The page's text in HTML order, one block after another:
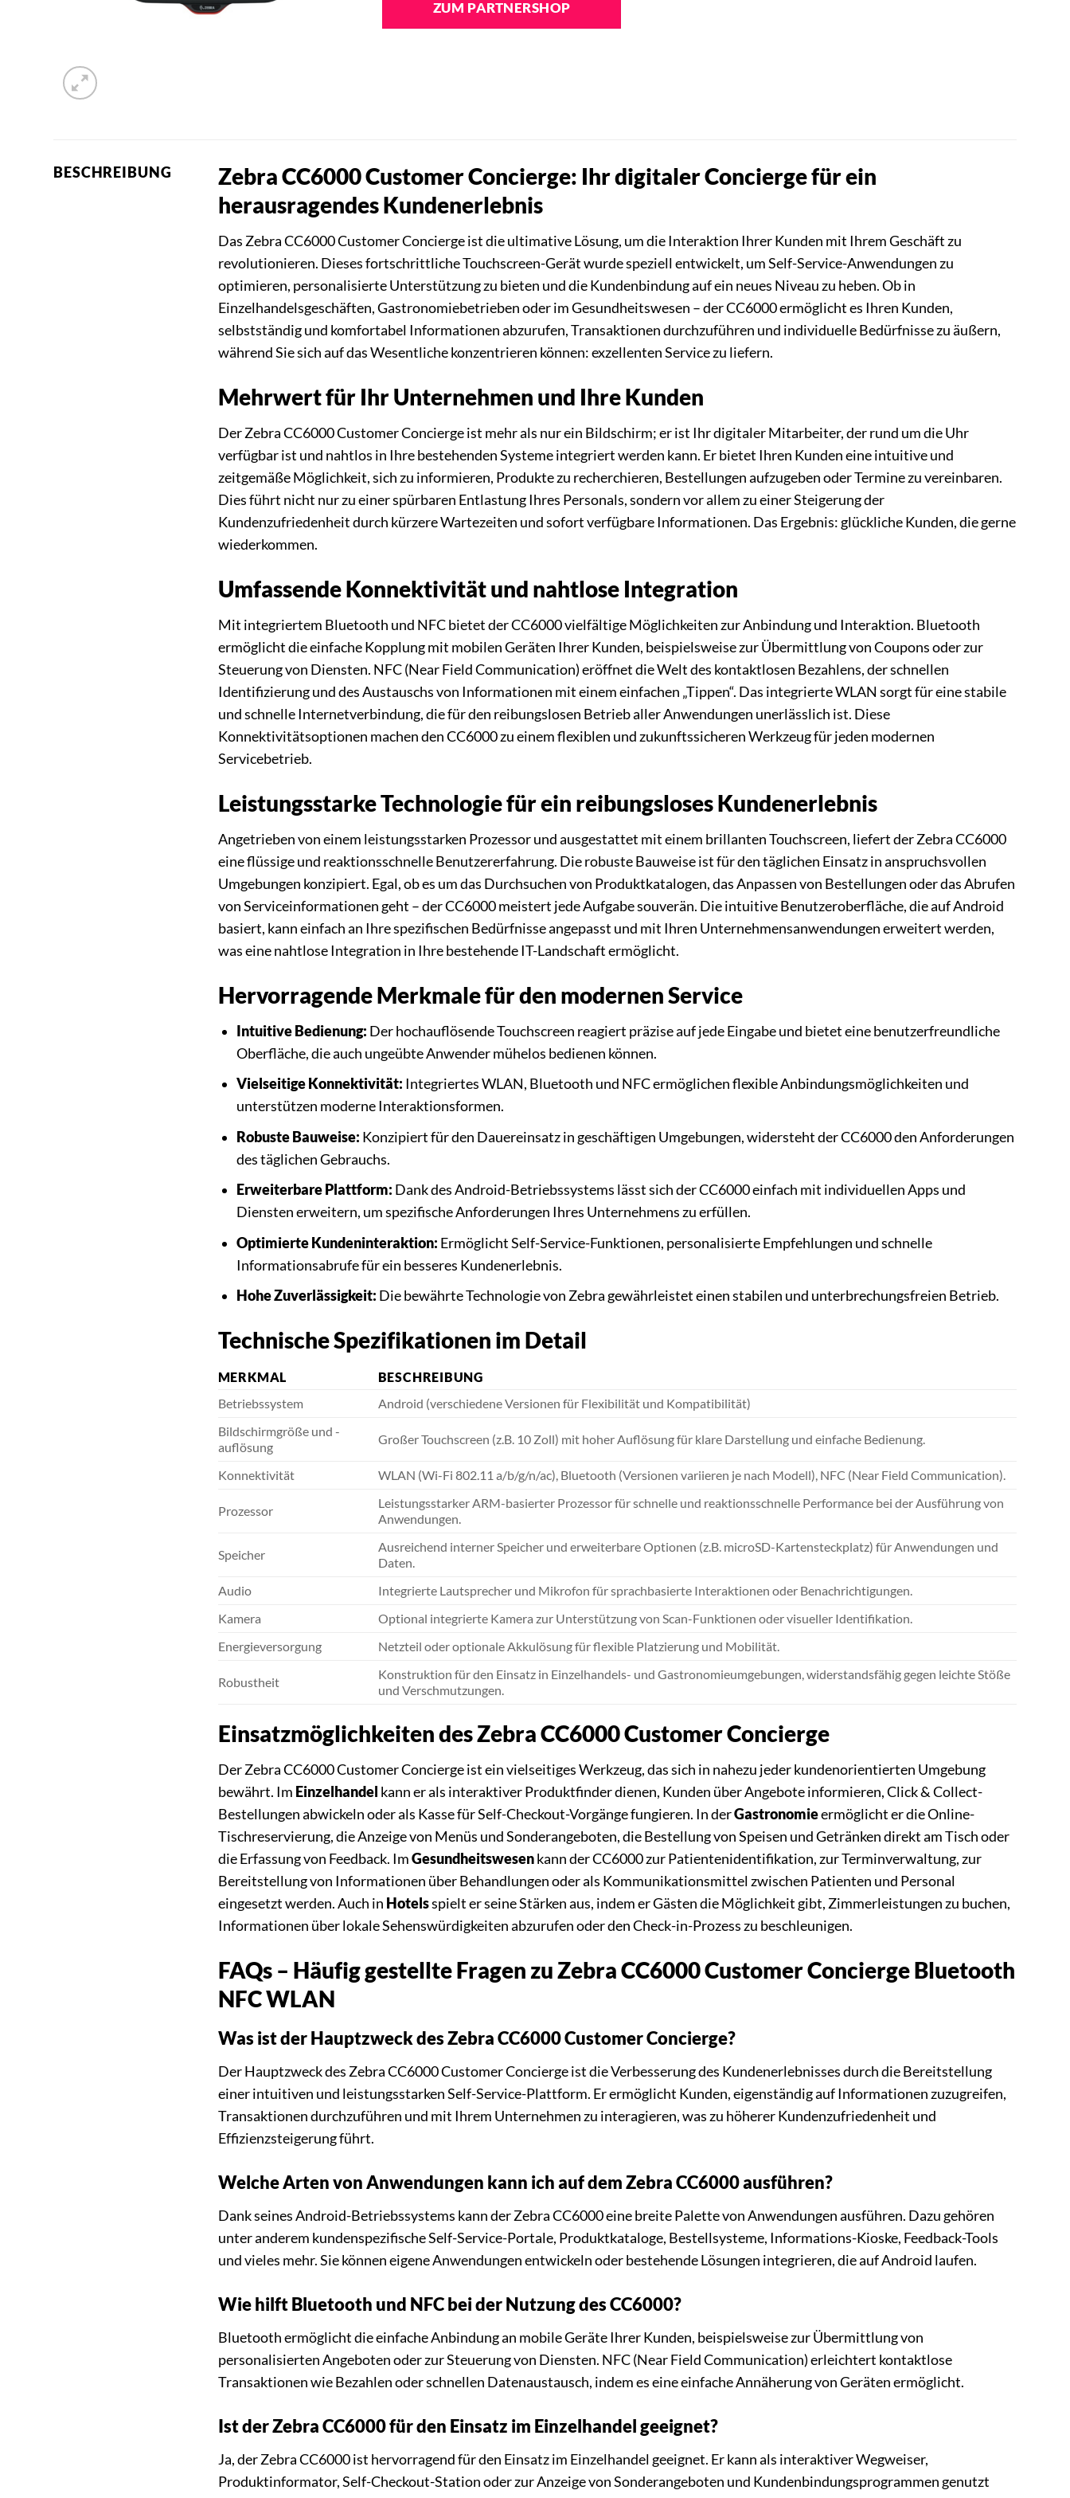
ZUM PARTNERSHOP
BESCHREIBUNG
Zebra CC6000 Customer Concierge: Ihr digitaler Concierge für ein
herausragendes Kundenerlebnis
Das Zebra CC6000 Customer Concierge ist die ultimative Lösung, um die Interaktion Ihrer Kunden mit Ihrem Geschäft zu
revolutionieren. Dieses fortschrittliche Touchscreen-Gerät wurde speziell entwickelt, um Self-Service-Anwendungen zu
optimieren, personalisierte Unterstützung zu bieten und die Kundenbindung auf ein neues Niveau zu heben. Ob in
Einzelhandelsgeschäften, Gastronomiebetrieben oder im Gesundheitswesen – der CC6000 ermöglicht es Ihren Kunden,
selbstständig und komfortabel Informationen abzurufen, Transaktionen durchzuführen und individuelle Bedürfnisse zu äußern,
während Sie sich auf das Wesentliche konzentrieren können: exzellenten Service zu liefern.
Mehrwert für Ihr Unternehmen und Ihre Kunden
Der Zebra CC6000 Customer Concierge ist mehr als nur ein Bildschirm; er ist Ihr digitaler Mitarbeiter, der rund um die Uhr
verfügbar ist und nahtlos in Ihre bestehenden Systeme integriert werden kann. Er bietet Ihren Kunden eine intuitive und
zeitgemäße Möglichkeit, sich zu informieren, Produkte zu recherchieren, Bestellungen aufzugeben oder Termine zu vereinbaren.
Dies führt nicht nur zu einer spürbaren Entlastung Ihres Personals, sondern vor allem zu einer Steigerung der
Kundenzufriedenheit durch kürzere Wartezeiten und sofort verfügbare Informationen. Das Ergebnis: glückliche Kunden, die gerne
wiederkommen.
Umfassende Konnektivität und nahtlose Integration
Mit integriertem Bluetooth und NFC bietet der CC6000 vielfältige Möglichkeiten zur Anbindung und Interaktion. Bluetooth
ermöglicht die einfache Kopplung mit mobilen Geräten Ihrer Kunden, beispielsweise zur Übermittlung von Coupons oder zur
Steuerung von Diensten. NFC (Near Field Communication) eröffnet die Welt des kontaktlosen Bezahlens, der schnellen
Identifizierung und des Austauschs von Informationen mit einem einfachen „Tippen“. Das integrierte WLAN sorgt für eine stabile
und schnelle Internetverbindung, die für den reibungslosen Betrieb aller Anwendungen unerlässlich ist. Diese
Konnektivitätsoptionen machen den CC6000 zu einem flexiblen und zukunftssicheren Werkzeug für jeden modernen
Servicebetrieb.
Leistungsstarke Technologie für ein reibungsloses Kundenerlebnis
Angetrieben von einem leistungsstarken Prozessor und ausgestattet mit einem brillanten Touchscreen, liefert der Zebra CC6000
eine flüssige und reaktionsschnelle Benutzererfahrung. Die robuste Bauweise ist für den täglichen Einsatz in anspruchsvollen
Umgebungen konzipiert. Egal, ob es um das Durchsuchen von Produktkatalogen, das Anpassen von Bestellungen oder das Abrufen
von Serviceinformationen geht – der CC6000 meistert jede Aufgabe souverän. Die intuitive Benutzeroberfläche, die auf Android
basiert, kann einfach an Ihre spezifischen Bedürfnisse angepasst und mit Ihren Unternehmensanwendungen erweitert werden,
was eine nahtlose Integration in Ihre bestehende IT-Landschaft ermöglicht.
Hervorragende Merkmale für den modernen Service
Intuitive Bedienung: Der hochauflösende Touchscreen reagiert präzise auf jede Eingabe und bietet eine benutzerfreundliche
Oberfläche, die auch ungeübte Anwender mühelos bedienen können.
Vielseitige Konnektivität: Integriertes WLAN, Bluetooth und NFC ermöglichen flexible Anbindungsmöglichkeiten und
unterstützen moderne Interaktionsformen.
Robuste Bauweise: Konzipiert für den Dauereinsatz in geschäftigen Umgebungen, widersteht der CC6000 den Anforderungen
des täglichen Gebrauchs.
Erweiterbare Plattform: Dank des Android-Betriebssystems lässt sich der CC6000 einfach mit individuellen Apps und
Diensten erweitern, um spezifische Anforderungen Ihres Unternehmens zu erfüllen.
Optimierte Kundeninteraktion: Ermöglicht Self-Service-Funktionen, personalisierte Empfehlungen und schnelle
Informationsabrufe für ein besseres Kundenerlebnis.
Hohe Zuverlässigkeit: Die bewährte Technologie von Zebra gewährleistet einen stabilen und unterbrechungsfreien Betrieb.
Technische Spezifikationen im Detail
MERKMAL
BESCHREIBUNG
Betriebssystem
Android (verschiedene Versionen für Flexibilität und Kompatibilität)
Bildschirmgröße und -
auflösung
Großer Touchscreen (z.B. 10 Zoll) mit hoher Auflösung für klare Darstellung und einfache Bedienung.
Konnektivität WLAN (Wi-Fi 802.11 a/b/g/n/ac), Bluetooth (Versionen variieren je nach Modell), NFC (Near Field Communication).
Prozessor
Leistungsstarker ARM-basierter Prozessor für schnelle und reaktionsschnelle Performance bei der Ausführung von
Anwendungen.
Speicher
Ausreichend interner Speicher und erweiterbare Optionen (z.B. microSD-Kartensteckplatz) für Anwendungen und
Daten.
Audio
Integrierte Lautsprecher und Mikrofon für sprachbasierte Interaktionen oder Benachrichtigungen.
Kamera
Optional integrierte Kamera zur Unterstützung von Scan-Funktionen oder visueller Identifikation.
Energieversorgung
Netzteil oder optionale Akkulösung für flexible Platzierung und Mobilität.
Robustheit
Konstruktion für den Einsatz in Einzelhandels- und Gastronomieumgebungen, widerstandsfähig gegen leichte Stöße
und Verschmutzungen.
Einsatzmöglichkeiten des Zebra CC6000 Customer Concierge
Der Zebra CC6000 Customer Concierge ist ein vielseitiges Werkzeug, das sich in nahezu jeder kundenorientierten Umgebung
bewährt. Im Einzelhandel kann er als interaktiver Produktfinder dienen, Kunden über Angebote informieren, Click & Collect-
Bestellungen abwickeln oder als Kasse für Self-Checkout-Vorgänge fungieren. In derGastronomieermöglicht er die Online-
Tischreservierung, die Anzeige von Menüs und Sonderangeboten, die Bestellung von Speisen und Getränken direkt am Tisch oder
die Erfassung von Feedback. ImGesundheitswesenkann der CC6000 zur Patientenidentifikation, zur Terminverwaltung, zur
Bereitstellung von Informationen über Behandlungen oder als Kommunikationsmittel zwischen Patienten und Personal
eingesetzt werden. Auch in Hotelsspielt er seine Stärken aus, indem er Gästen die Möglichkeit gibt, Zimmerleistungen zu buchen,
Informationen über lokale Sehenswürdigkeiten abzurufen oder den Check-in-Prozess zu beschleunigen.
FAQs – Häufig gestellte Fragen zu Zebra CC6000 Customer Concierge Bluetooth
NFC WLAN
Was ist der Hauptzweck des Zebra CC6000 Customer Concierge?
Der Hauptzweck des Zebra CC6000 Customer Concierge ist die Verbesserung des Kundenerlebnisses durch die Bereitstellung
einer intuitiven und leistungsstarken Self-Service-Plattform. Er ermöglicht Kunden, eigenständig auf Informationen zuzugreifen,
Transaktionen durchzuführen und mit Ihrem Unternehmen zu interagieren, was zu höherer Kundenzufriedenheit und
Effizienzsteigerung führt.
Welche Arten von Anwendungen kann ich auf dem Zebra CC6000 ausführen?
Dank seines Android-Betriebssystems kann der Zebra CC6000 eine breite Palette von Anwendungen ausführen. Dazu gehören
unter anderem kundenspezifische Self-Service-Portale, Produktkataloge, Bestellsysteme, Informations-Kioske, Feedback-Tools
und vieles mehr. Sie können eigene Anwendungen entwickeln oder bestehende Lösungen integrieren, die auf Android laufen.
Wie hilft Bluetooth und NFC bei der Nutzung des CC6000?
Bluetooth ermöglicht die einfache Anbindung an mobile Geräte Ihrer Kunden, beispielsweise zur Übermittlung von
personalisierten Angeboten oder zur Steuerung von Diensten. NFC (Near Field Communication) erleichtert kontaktlose
Transaktionen wie Bezahlen oder schnellen Datenaustausch, indem es eine einfache Annäherung von Geräten ermöglicht.
Ist der Zebra CC6000 für den Einsatz im Einzelhandel geeignet?
Ja, der Zebra CC6000 ist hervorragend für den Einsatz im Einzelhandel geeignet. Er kann als interaktiver Wegweiser,
Produktinformator, Self-Checkout-Station oder zur Anzeige von Sonderangeboten und Kundenbindungsprogrammen genutzt